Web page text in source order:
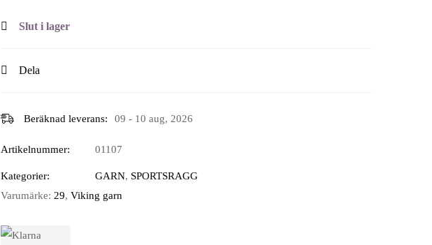
Slut i lager
Dela
Beräknad leverans: 09 - 10 aug, 2026
Artikelnummer: 01107
Kategorier: GARN, SPORTSRAGG
Varumärke: 29, Viking garn